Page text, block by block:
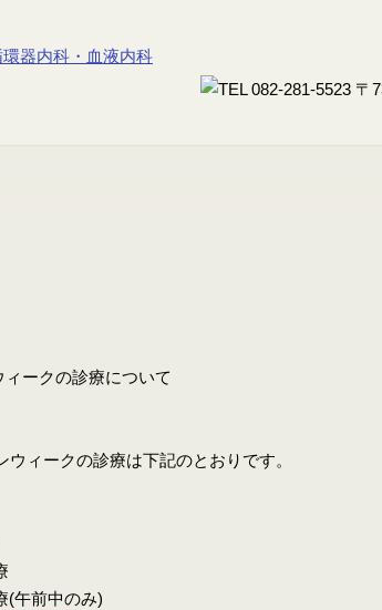
ークの診療について
ィークの診療は下記のとおりです。
前中のみ)